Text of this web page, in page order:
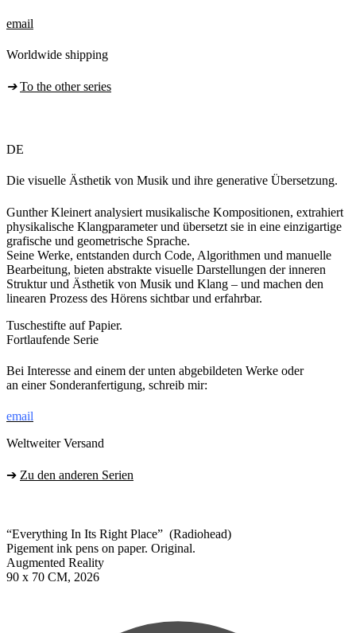
email
Worldwide shipping
➔To the other series
DE
Die visuelle Ästhetik von Musik und ihre generative Übersetzung.
Gunther Kleinert analysiert musikalische Kompositionen, extrahiert
physikalische Klangparameter und übersetzt sie in eine einzigartige
grafische und geometrische Sprache.
Seine Werke, entstanden durch Code, Algorithmen und manuelle
Bearbeitung, bieten abstrakte visuelle Darstellungen der inneren
Struktur und Ästhetik von Musik und Klang – und machen den
linearen Prozess des Hörens sichtbar und erfahrbar.
Tuschestifte auf Papier.
Fortlaufende Serie
Bei Interesse and einem der unten abgebildeten Werke oder
an einer Sonderanfertigung, schreib mir:
email
Weltweiter Versand
➔ Zu den anderen Serien
“Everything In Its Right Place” (Radiohead)
Pigement ink pens on paper. Original.
Augmented Reality
90 x 70 CM, 2026